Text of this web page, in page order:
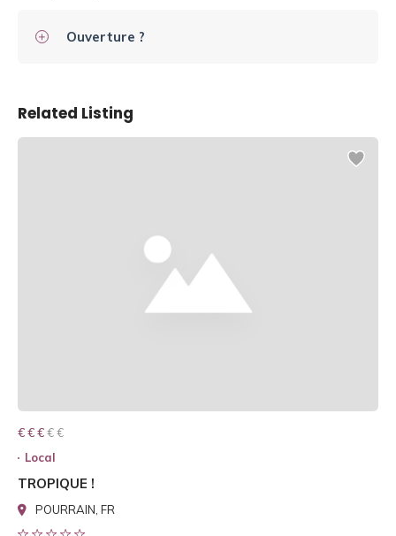
Ouverture ?
Related Listing
€ € € € €
€ € €
Local
TROPIQUE !
POURRAIN, FR